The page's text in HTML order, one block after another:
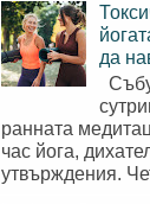
да
ранната
час йога,
утвърждения.